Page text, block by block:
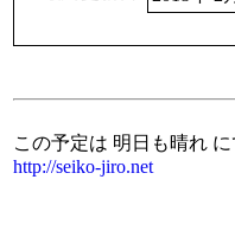
この予定は 明日も晴れ
http://seiko-jiro.net